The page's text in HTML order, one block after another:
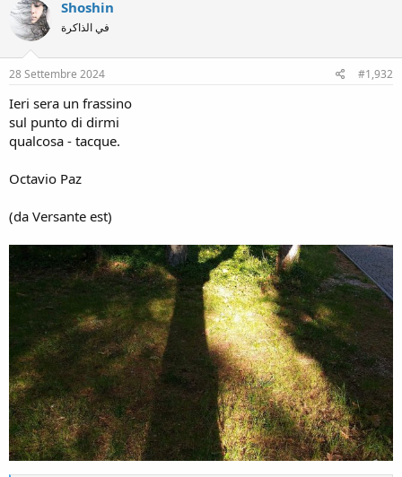
t
i
n
s
Shoshin
في الذاكرة
28 Settembre 2024 #1,932
Ieri sera un frassino
sul punto di dirmi
qualcosa - tacque.
Octavio Paz
(da Versante est)